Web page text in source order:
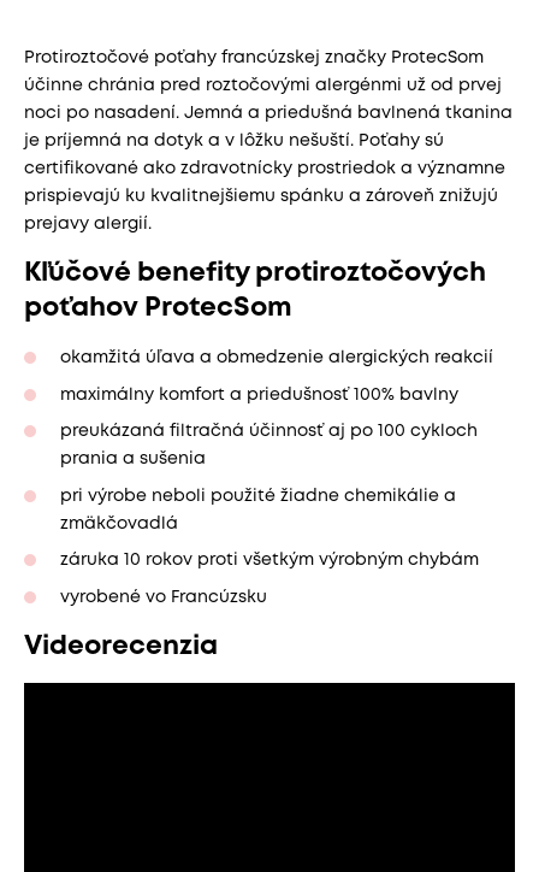
Protiroztočové poťahy francúzskej značky ProtecSom
účinne chránia pred roztočovými alergénmi už od prvej
noci po nasadení. Jemná a priedušná bavlnená tkanina
je príjemná na dotyk a v lôžku nešuští. Poťahy sú
certifikované ako zdravotnícky prostriedok a významne
prispievajú ku kvalitnejšiemu spánku a zároveň znižujú
prejavy alergií.
Kľúčové benefity protiroztočových
poťahov ProtecSom
okamžitá úľava a obmedzenie alergických reakcií
maximálny komfort a priedušnosť 100% bavlny
preukázaná filtračná účinnosť aj po 100 cykloch
prania a sušenia
pri výrobe neboli použité žiadne chemikálie a
zmäkčovadlá
záruka 10 rokov proti všetkým výrobným chybám
vyrobené vo Francúzsku
Videorecenzia